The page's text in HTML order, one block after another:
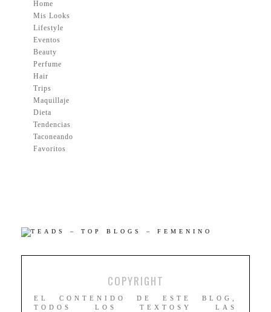
Home
Mis Looks
Lifestyle
Eventos
Beauty
Perfume
Hair
Trips
Maquillaje
Dieta
Tendencias
Taconeando
Favoritos
COPYRIGHT
EL CONTENIDO DE ESTE BLOG,
TODOS LOS TEXTOSY LAS